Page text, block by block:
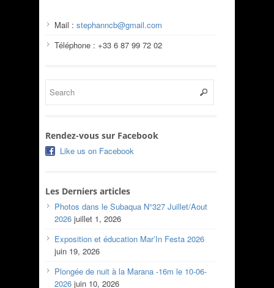
Mail : stephanncb@gmail.com
Téléphone : +33 6 87 99 72 02
Rendez-vous sur Facebook
Like us on Facebook
Les Derniers articles
Photos dans le Subaqua N°327 Juillet/Aout
2026 juillet 1, 2026
Exposition et éducation Mar’In Festa 2026
juin 19, 2026
Plongée de nuit à la Marana -16m le 10-06-
2026 juin 10, 2026